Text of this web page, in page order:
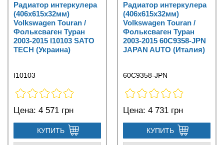
Радиатор интеркулера
(406x615x32мм)
Volkswagen Touran /
Фольксваген Туран
2003-2015 I10103 SATO
TECH (Украина)
I10103
Цена: 4 571 грн
КУПИТЬ
Радиатор интеркулера
(406x615x32мм)
Volkswagen Touran /
Фольксваген Туран
2003-2015 60C9358-JPN
JAPAN AUTO (Италия)
60C9358-JPN
Цена: 4 731 грн
КУПИТЬ